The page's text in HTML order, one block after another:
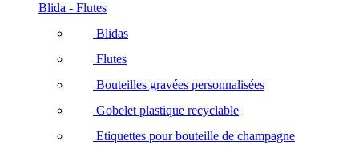
Blida - Flutes
Blidas
Flutes
Bouteilles gravées personnalisées
Gobelet plastique recyclable
Etiquettes pour bouteille de champagne